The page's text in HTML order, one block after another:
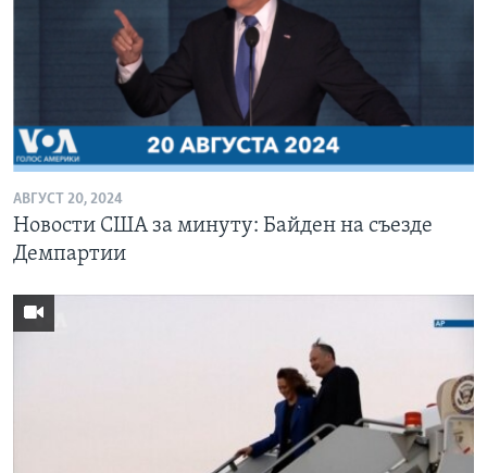
АВГУСТ 20, 2024
Новости США за минуту: Байден на съезде
Демпартии